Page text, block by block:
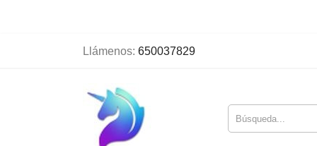
Llámenos: 650037829